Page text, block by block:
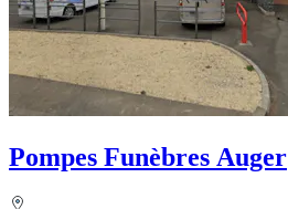
Pompes Funèbres Auger